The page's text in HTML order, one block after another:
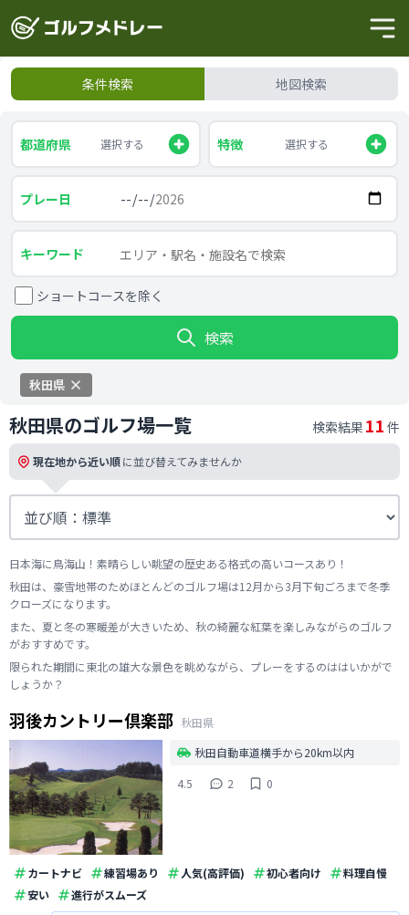
条件検索 地図検索
都道府県 選択する 特徴 選択する
プレー日
キーワード
ショートコースを除く
検索
秋田県
秋田県のゴルフ場一覧 検索結果 11 件
現在地から近い順に並び替えてみませんか
日本海に鳥海山！素晴らしい眺望の歴史ある格式の高いコースあり！
秋田は、豪雪地帯のためほとんどのゴルフ場は12月から3月下旬ごろまで冬季
クローズになります。
また、夏と冬の寒暖差が大きいため、秋の綺麗な紅葉を楽しみながらのゴルフ
がおすすめです。
限られた期間に東北の雄大な景色を眺めながら、プレーをするのははいかがで
しょうか？
羽後カントリー倶楽部 秋田県
秋田自動車道横手から20km以内
4.5
2 0
カートナビ 練習場あり 人気(高評価) 初心者向け
料理自慢
安い
進行がスムーズ